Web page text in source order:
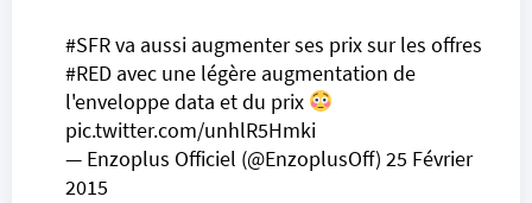
#SFRva aussi augmenter ses prix sur les offres
#RED avec une légère augmentation de
l'enveloppe data et du prix
pic.twitter.com/unhlR5Hmki
— Enzoplus Officiel (@EnzoplusOff) 25 Février
2015